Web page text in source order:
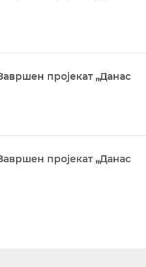
пројекат „Данас
пројекат „Данас